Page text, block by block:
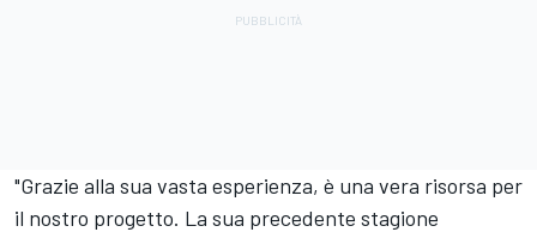
"Grazie alla sua vasta esperienza, è una vera risorsa per
il nostro progetto. La sua precedente stagione